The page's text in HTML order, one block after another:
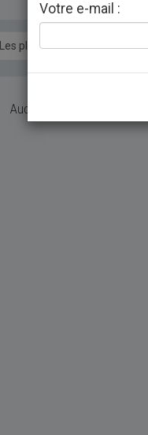
Aucun véhicule ne
Votre e-mail :